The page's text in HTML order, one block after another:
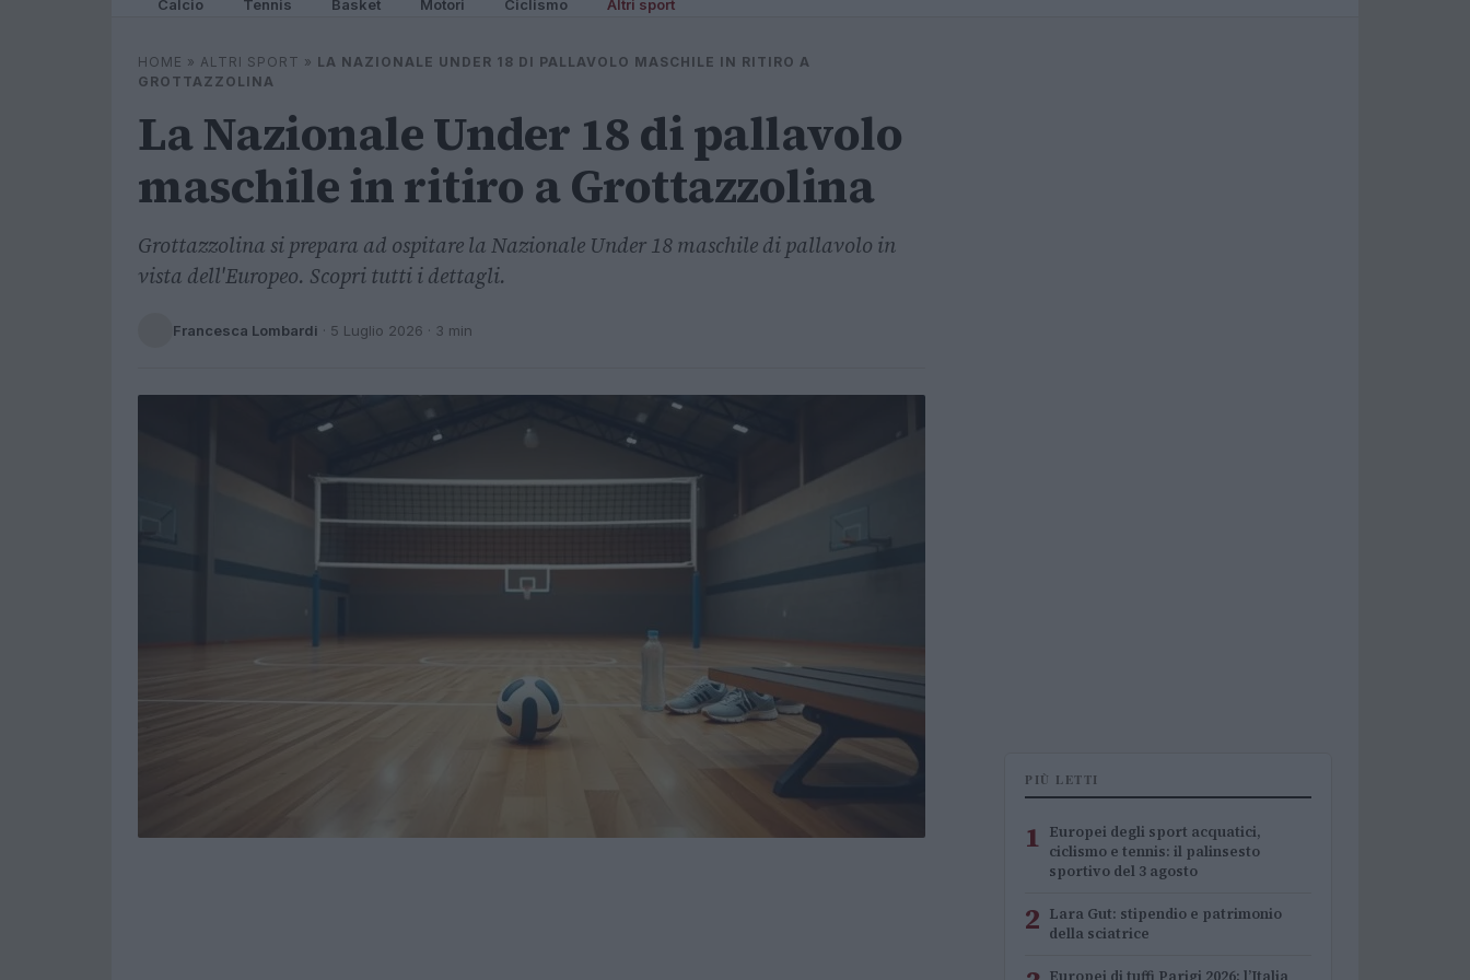
Calcio Tennis Basket Motori Ciclismo Altri sport
HOME » ALTRI SPORT » LA NAZIONALE UNDER 18 DI PALLAVOLO MASCHILE IN RITIRO A
GROTTAZZOLINA
La Nazionale Under 18 di pallavolo
maschile in ritiro a Grottazzolina
Grottazzolina si prepara ad ospitare la Nazionale Under 18 maschile di pallavolo in
vista dell'Europeo. Scopri tutti i dettagli.
Francesca Lombardi · 5 Luglio 2026 · 3 min
PIÙ LETTI
1 Europei degli sport acquatici,
ciclismo e tennis: il palinsesto
sportivo del 3 agosto
2 Lara Gut: stipendio e patrimonio
della sciatrice
Europei di tuffi Parigi 2026: l’Italia